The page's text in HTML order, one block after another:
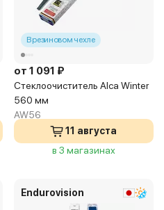
В резиновом чехле
от 1 091 ₽
Стеклоочиститель Alca Winter
560 мм
AW56
11 августа
в 3 магазинах
Endurovision